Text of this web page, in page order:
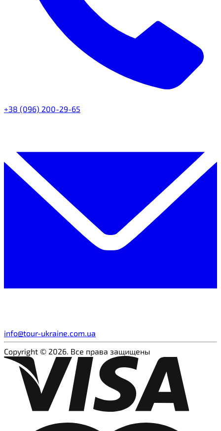
+38 (096) 200-29-65
info@tour-ukraine.com.ua
Copyright © 2026. Все права защищены